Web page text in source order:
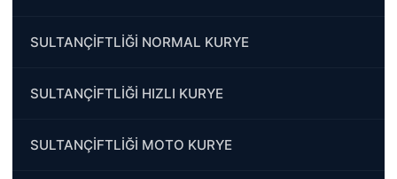
SULTANÇİFTLİĞİ NORMAL KURYE
SULTANÇİFTLİĞİ HIZLI KURYE
SULTANÇİFTLİĞİ MOTO KURYE